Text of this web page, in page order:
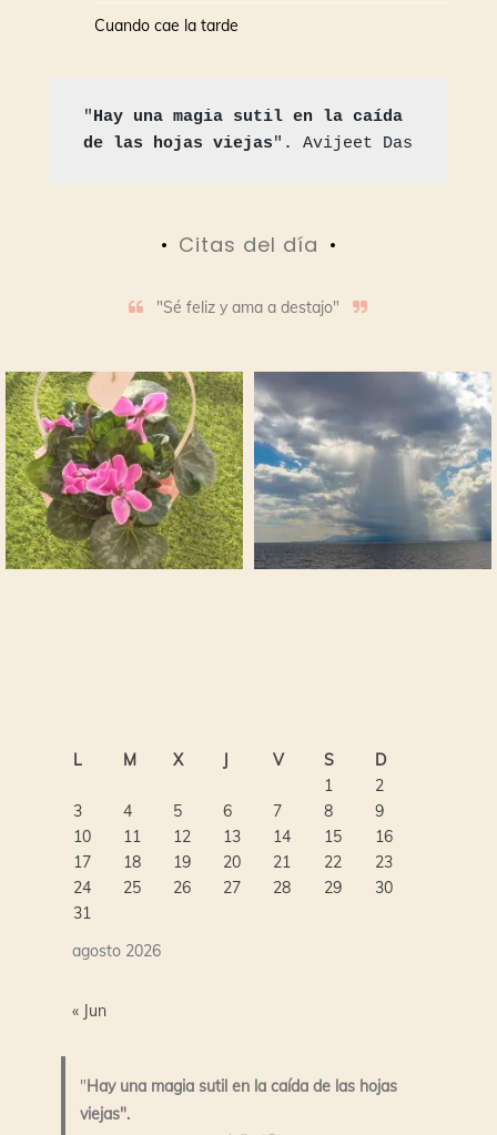
Cuando cae la tarde
"Hay una magia sutil en la caída
de las hojas viejas". Avijeet Das
Citas del día
"Sé feliz y ama a destajo"
agosto 2026
L M X V S
D
1
2
3
4 5 6 7 8
9
10
11 12 13 14 15
16
17
18 19 20 21 22
23
24
25 26 27 28 29
30
31
« Jun
"Hay una magia sutil en la caída de las hojas
viejas".